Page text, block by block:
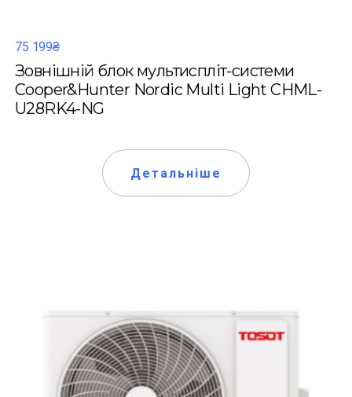
75 199₴
Зовнішній блок мультиспліт-системи
Cooper&Hunter Nordic Multi Light CHML-
U28RK4-NG
Детальніше